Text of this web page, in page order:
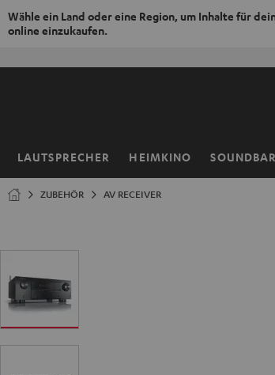
Wähle ein Land oder eine Region, um Inhalte für
online einzukaufen.
LAUTSPRECHER HEIMKINO
Startseite
ZUBEHÖR AV RECEIVER